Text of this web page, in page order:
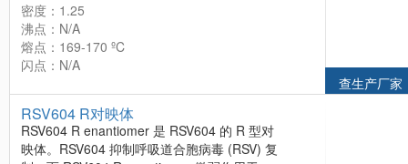
密度：1.25
沸点：N/A
熔点：169-170 ºC
闪点：N/A
查生产厂家
RSV604 R对映体
RSV604 R enantiomer 是 RSV604 的 R 型对
映体。RSV604 抑制呼吸道合胞病毒 (RSV) 复